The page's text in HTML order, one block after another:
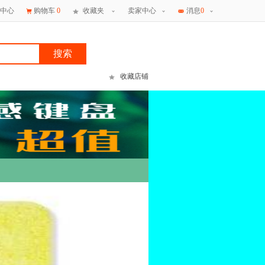
心 购物车 0 收藏夹 卖家中心 消息0
搜索
收藏店铺